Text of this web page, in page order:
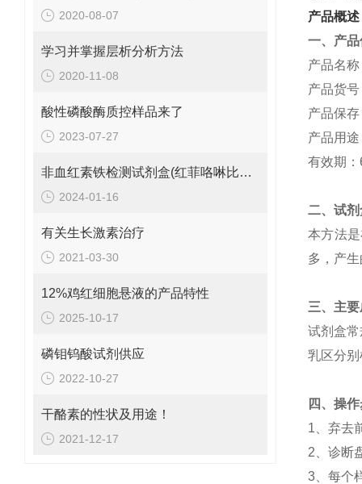
2020-08-07
学习并掌握层析分析方法
2020-11-08
酸性磷酸酶质控样品来了
2023-07-27
非血红素铁检测试剂盒(红菲咯啉比色法)使用注意事项:
2024-01-16
有关生长激素治疗
2021-03-30
12%鸡红细胞悬液的产品特性
2025-10-17
磷钼钨酸试剂供应
2022-10-27
干酪素的性状及用途！
2021-12-17
产品概述
一、产
产品名称
产品货
产品保
产品用
有效期
二、试
本方法
多，产
三、主
试剂盒
乳区分
四、操
1、弃去
2、诊断
3、每个